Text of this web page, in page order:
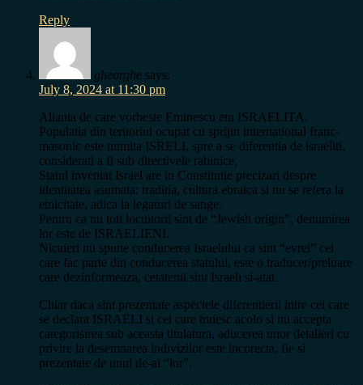
Reply
gheorghe says:
July 8, 2024 at 11:30 pm
Alianta de care vorbeste Eminescu era ISRAELITA.
Populatia din teritoriul ocupat cu sprijin international franc-
masonic este numita ISRELI, spre a se diferentia de israeliti,
considerati a fi sub directivele rabinice,
Statul inventat Israel are in Constitutie precizari despre
identitatea asumata: traditia, cultura ebraica si nu se refera la
etnicitate, adica la legaturi de sange.
Pentru ca nu toti locuitorii sint de “Jewish origin”, denumirea
lor este de ISRAELIENI.
Nicaieri nu spune conducerea Israelului ca sint “evrei” cei
care fac parte din conducerea statului, este o traducer/preluare
care dezinformeaza, cetatenii sint Israeli si-atat.
Chiar daca sint prezentate aspectele diferentierii intre cei care
se declara ISRAELI si cei care traiesc acolo si nu accepta
categorisirea sub aceasta titulatura, aducerea unor detalieri cu
privire la desemnarea indivizilor este incorecta, fie si
prezentate de unul de-ai “lor”.